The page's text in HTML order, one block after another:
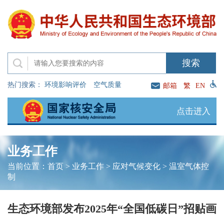
热门搜索： 环境影响评价 空气质量 邮箱 繁 EN
点击进入
业务工作
当前位置： 首页> 业务工作> 应对气候变化> 温室气体控
制
生态环境部发布2025年“全国低碳日”招贴画